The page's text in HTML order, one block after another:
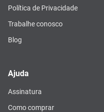
Política de Privacidade
Trabalhe conosco
Blog
Ajuda
Assinatura
Como comprar